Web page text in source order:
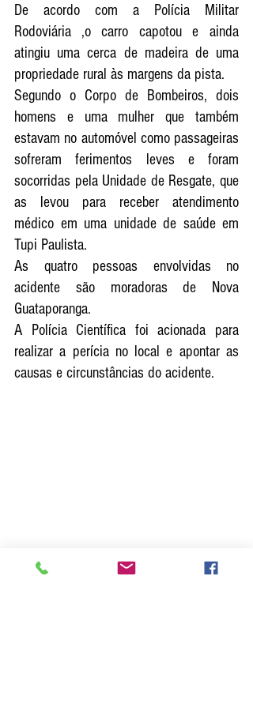
De acordo com a Polícia Militar
Rodoviária ,o carro capotou e ainda
atingiu uma cerca de madeira de uma
propriedade rural às margens da pista.
Segundo o Corpo de Bombeiros, dois
homens e uma mulher que também
estavam no automóvel como passageiras
sofreram ferimentos leves e foram
socorridas pela Unidade de Resgate, que
as levou para receber atendimento
médico em uma unidade de saúde em
Tupi Paulista.
As quatro pessoas envolvidas no
acidente são moradoras de Nova
Guataporanga.
A Polícia Científica foi acionada para
realizar a perícia no local e apontar as
causas e circunstâncias do acidente.